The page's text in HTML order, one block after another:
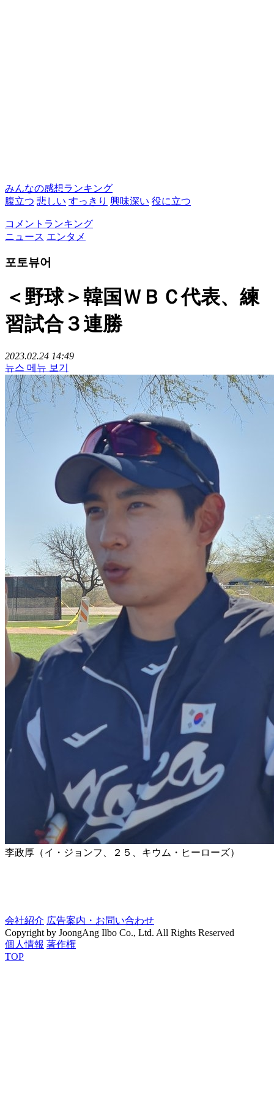
みんなの感想ランキング
腹立つ 悲しい すっきり 興味深い 役に立つ
コメントランキング
ニュース エンタメ
포토뷰어
＜野球＞韓国ＷＢＣ代表、練
習試合３連勝
2023.02.24 14:49
뉴스 메뉴 보기
李政厚（イ・ジョンフ、２５、キウム・ヒーローズ）
会社紹介 広告案内・お問い合わせ
Copyright by JoongAng Ilbo Co., Ltd. All Rights Reserved
個人情報 著作権
TOP